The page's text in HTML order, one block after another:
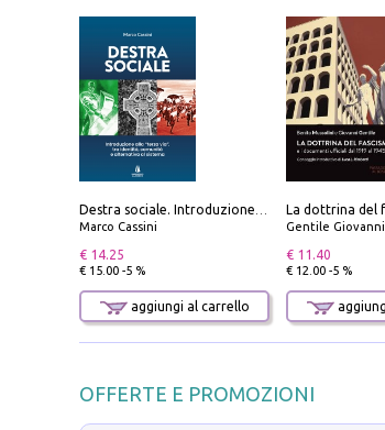
Marco Cassini
€ 14.25
€ 15.00 -5 %
aggiungi al carrello
Gentile
€ 11.40
€ 12.00 -5 %
OFFERTE E PROMOZIONI